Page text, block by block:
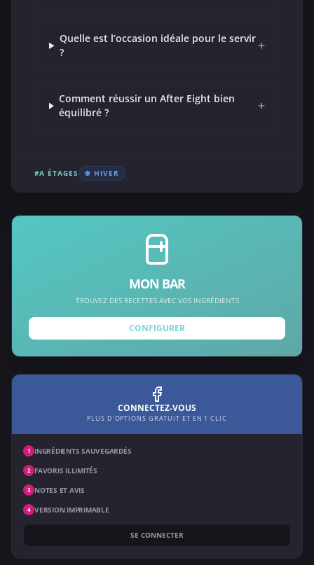
Quelle est l’occasion idéale pour le servir
?
+
Comment réussir un After Eight bien
équilibré ?
+
#A ÉTAGES ❄️ HIVER
MON BAR
TROUVEZ DES RECETTES AVEC VOS INGRÉDIENTS
CONFIGURER
CONNECTEZ-VOUS
PLUS D'OPTIONS GRATUIT ET EN 1 CLIC
1 INGRÉDIENTS SAUVEGARDÉS
2 FAVORIS ILLIMITÉS
3 NOTES ET AVIS
4 VERSION IMPRIMABLE
SE CONNECTER